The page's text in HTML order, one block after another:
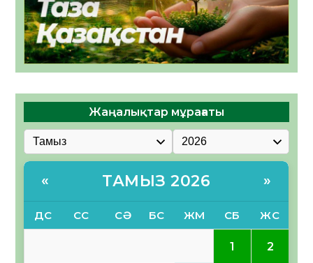
Жаңалықтар мұрағаты
« ТАМЫЗ 2026 »
ДС СС СӘ БС ЖМ СБ ЖС
1 2